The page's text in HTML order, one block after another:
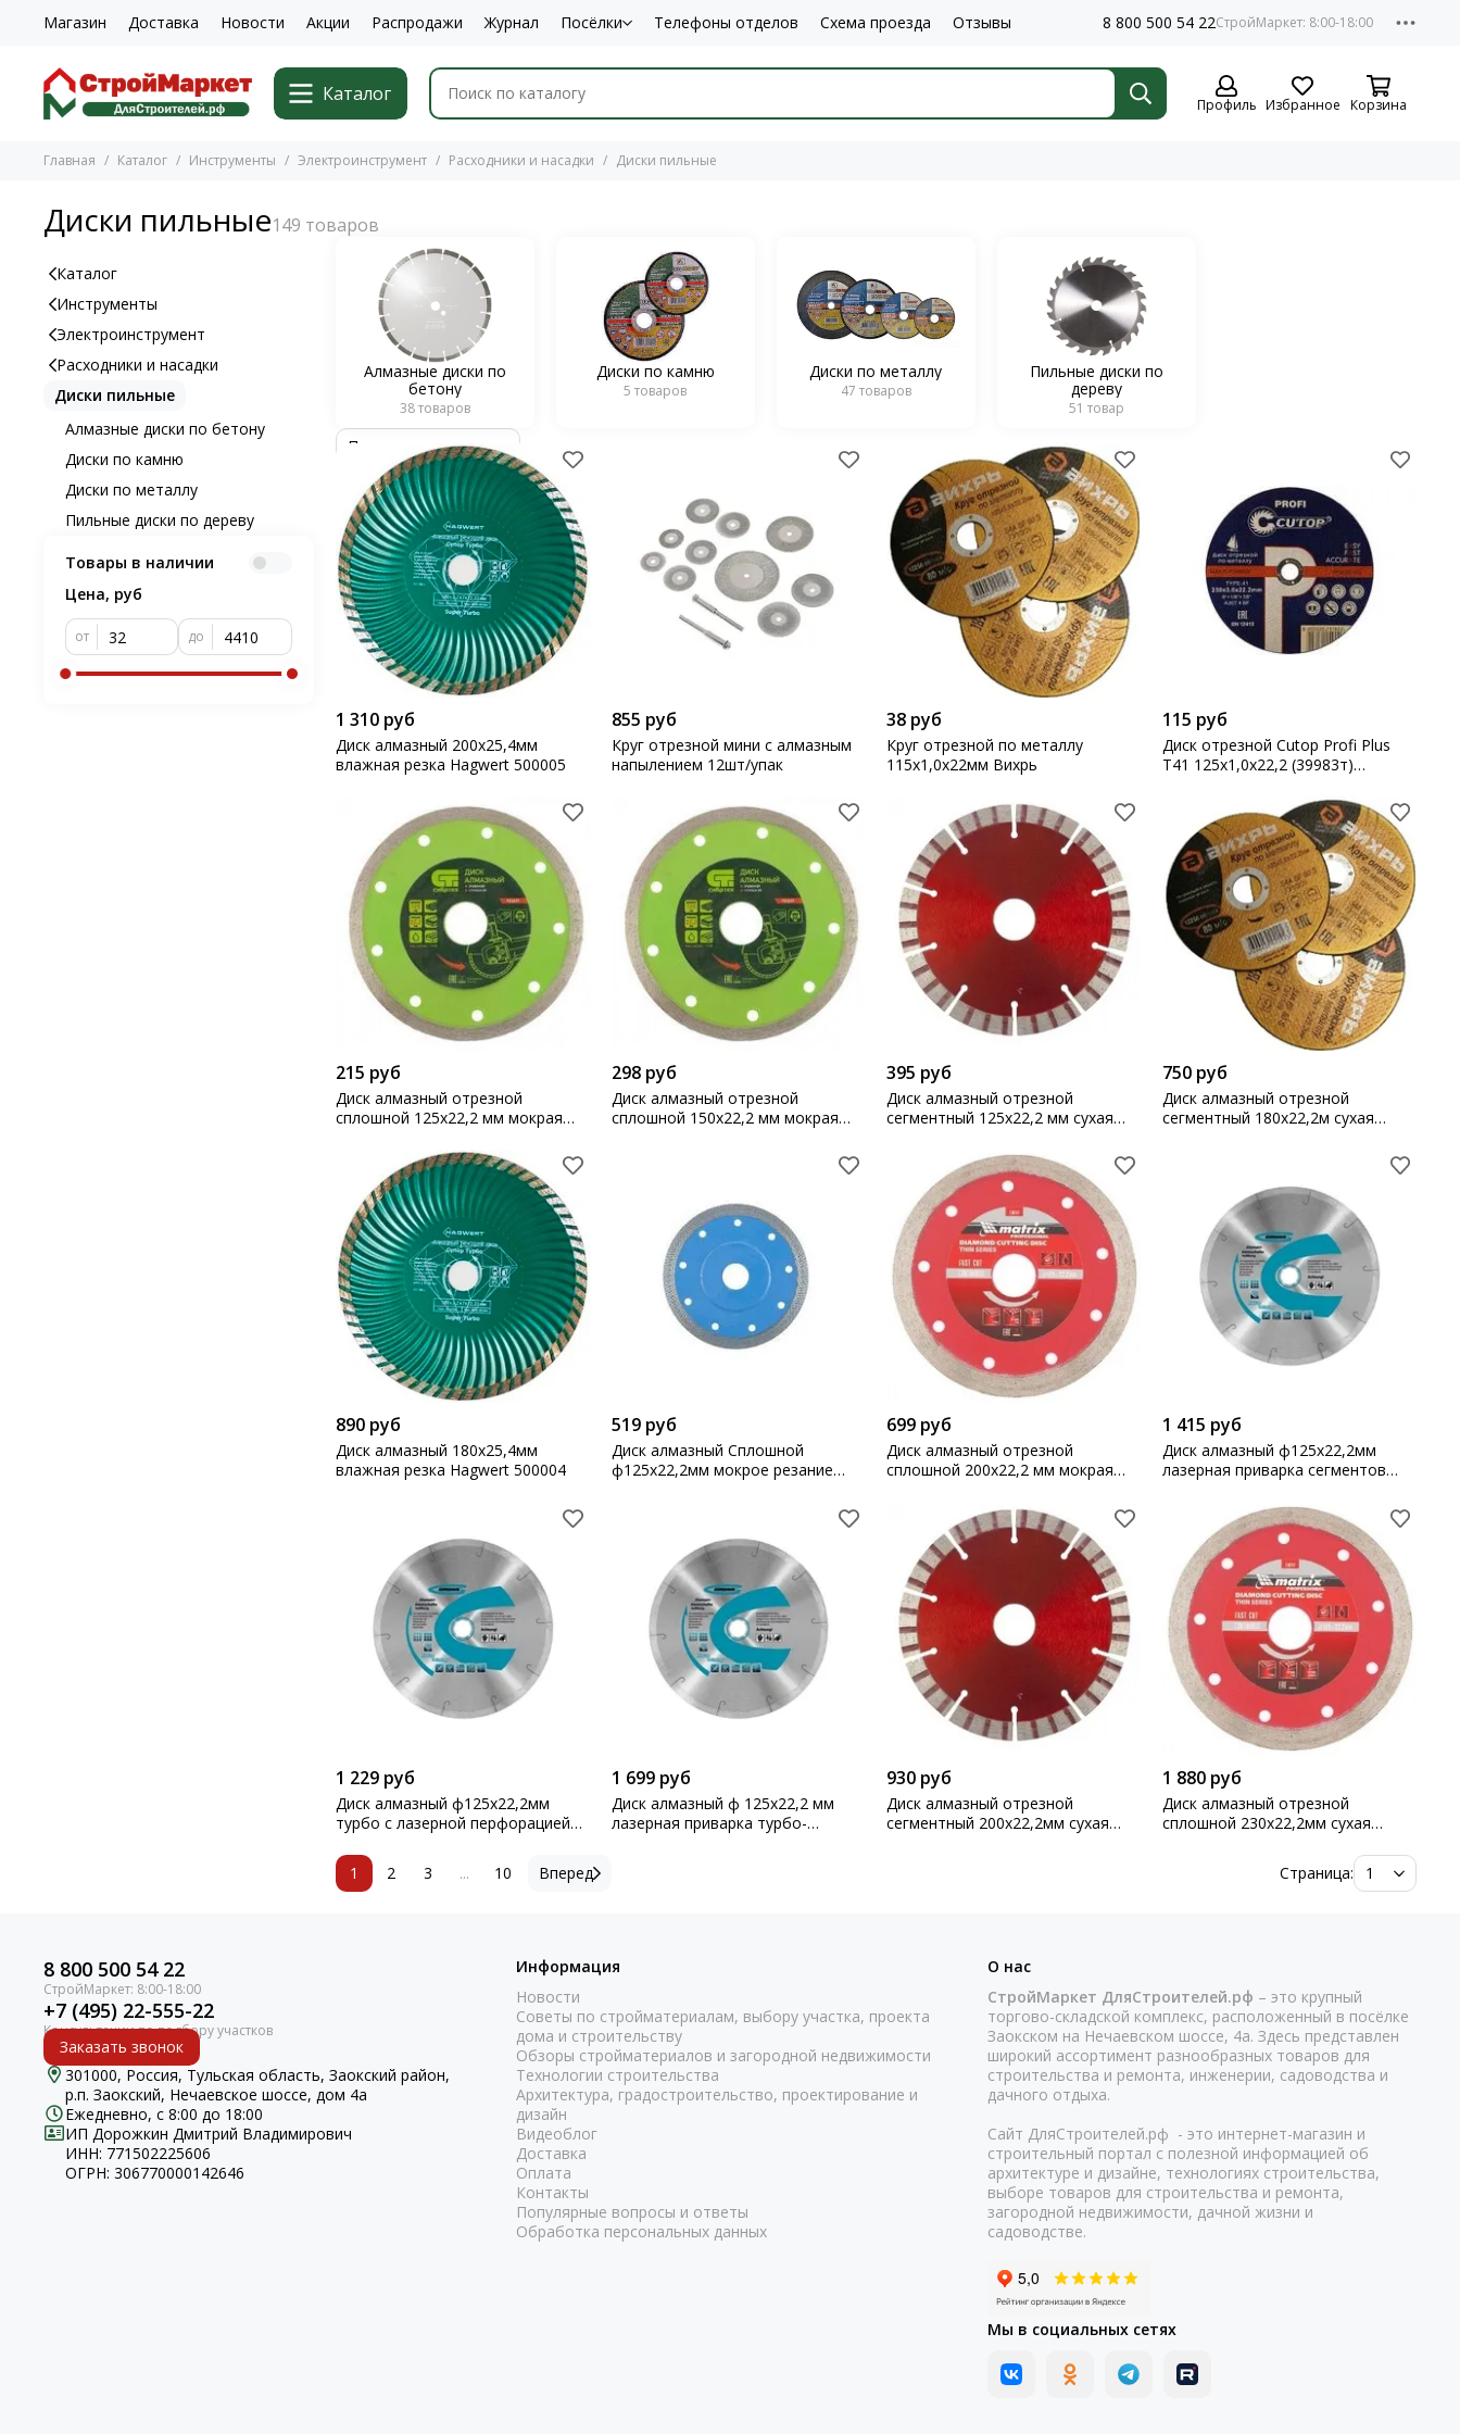
Магазин Доставка Новости Акции Распродажи Журнал Посёлки Телефоны отделов Схема проезда Отзывы 8 800 500 54 22
Каталог Профиль Избранное Корзина
Главная Каталог Инструменты Электроинструмент Расходники и насадки Диски пильные
Диски пильные
Алмазные диски по
бетону
38 товаров
Диски по камню
5 товаров
Диски по металлу
47 товаров
Пильные диски по
дереву
51 товар
1 310 руб
Диск алмазный 200х25,4мм
влажная резка Hagwert 500005
855 руб
Круг отрезной мини с алмазным
напылением 12шт/упак
38 руб
Круг отрезной по металлу
115х1,0х22мм Вихрь
115 руб
Диск отрезной Cutop Profi Plus
T41 125х1,0х22,2 (39983т)
215 руб
Диск алмазный отрезной
сплошной 125х22,2 мм мокрая
298 руб
Диск алмазный отрезной
сплошной 150х22,2 мм мокрая
395 руб
Диск алмазный отрезной
сегментный 125х22,2 мм сухая
750 руб
Диск алмазный отрезной
сегментный 180х22,2м сухая
890 руб
Диск алмазный 180х25,4мм
влажная резка Hagwert 500004
519 руб
Диск алмазный Сплошной
ф125х22,2мм мокрое резание
699 руб
Диск алмазный отрезной
сплошной 200х22,2 мм мокрая
1 415 руб
Диск алмазный ф125х22,2мм
лазерная приварка сегментов
1 229 руб
Диск алмазный ф125х22,2мм
турбо с лазерной перфорацией
1 699 руб
Диск алмазный ф 125х22,2 мм
лазерная приварка турбо-
930 руб
Диск алмазный отрезной
сегментный 200х22,2мм сухая
1 880 руб
Диск алмазный отрезной
сплошной 230х22,2мм сухая
1
2 3 ... 10 Вперед Страница:
Каталог
Инструменты
Электроинструмент
Расходники и насадки
Диски пильные
Алмазные диски по бетону
Диски по камню
Диски по металлу
Пильные диски по дереву
Товары в наличии
Цена, руб
от до
8 800 500 54 22
+7 (495) 22-555-22
Заказать звонок
301000, Россия, Тульская область, Заокский район,
р.п. Заокский, Нечаевское шоссе, дом 4а
Ежедневно, с 8:00 до 18:00
ИП Дорожкин Дмитрий Владимирович
ИНН: 771502225606
ОГРН: 306770000142646
Информация
Новости
Советы по стройматериалам, выбору участка, проекта
дома и строительству
Обзоры стройматериалов и загородной недвижимости
Технологии строительства
Архитектура, градостроительство, проектирование и
дизайн
Видеоблог
Доставка
Оплата
Контакты
Популярные вопросы и ответы
Обработка персональных данных
О нас
СтройМаркет ДляСтроителей.рф – это крупный
торгово-складской комплекс, расположенный в посёлке
Заокском на Нечаевском шоссе, 4а. Здесь представлен
широкий ассортимент разнообразных товаров для
строительства и ремонта, инженерии, садоводства и
дачного отдыха.
Сайт ДляСтроителей.рф - это интернет-магазин и
строительный портал с полезной информацией об
архитектуре и дизайне, технологиях строительства,
выборе товаров для строительства и ремонта,
загородной недвижимости, дачной жизни и
садоводстве.
Мы в социальных сетях